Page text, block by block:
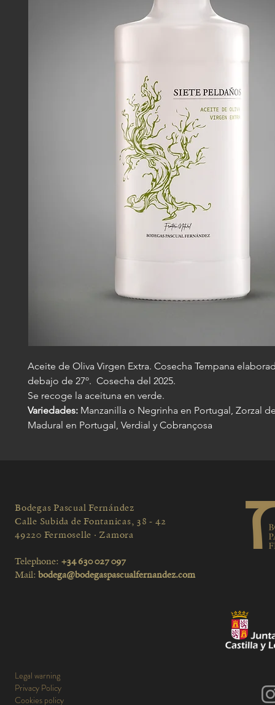
Aceite de Oliva Virgen Extra. Cosecha Tempana
debajo de 27º. Cosecha del 2025.
Se recoge la aceituna en verde.
Variedades: Manzanilla o Negrinha en Portugal, Zorzal
Madural en Portugal, Verdial y Cobrançosa
Bodegas Pascual Fernández
Calle Subida de Fontanicas, 38 - 42
49220 Fermoselle · Zamora
Telephone: +34 630 027 097
Mail: bodega@bodegaspascualfernandez.com
Legal warning
Privacy Policy
Cookies policy